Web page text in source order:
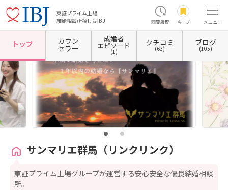
東証プライム上場
結婚相談所探しはIBJ
閲覧履歴 キープ メニュー
ホーム 群馬県の結婚相談所 群馬県伊勢崎市 サンマリエ群馬（リンクリンク）
トップ カウン
セラー
成婚者
エピソード
(1)
クチコミ
(63)
ブログ
(105)
サンマリエ群馬（リンクリンク）
東証プライム上場グループが運営する安心安全な優良結婚相談
所。